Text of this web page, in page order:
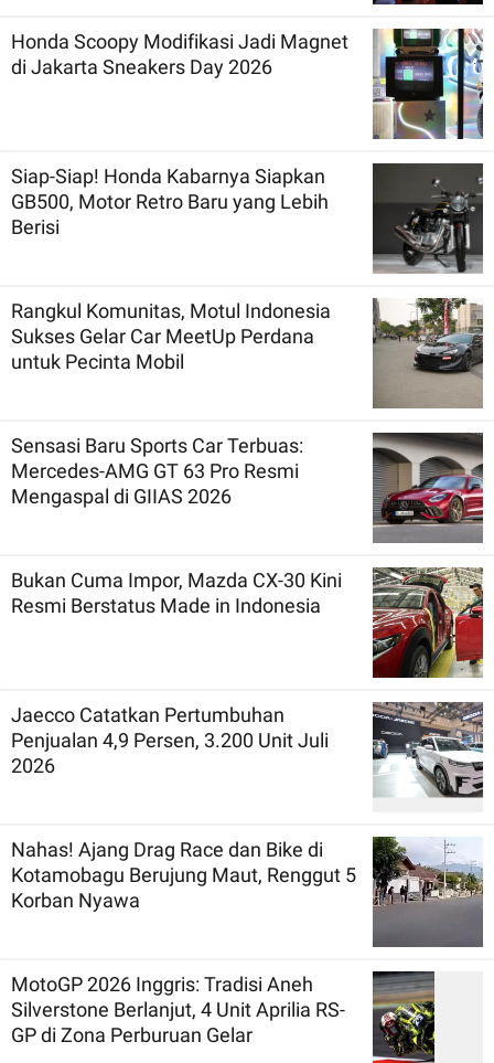
Honda Scoopy Modifikasi Jadi Magnet
di Jakarta Sneakers Day 2026
Siap-Siap! Honda Kabarnya Siapkan
GB500, Motor Retro Baru yang Lebih
Berisi
Rangkul Komunitas, Motul Indonesia
Sukses Gelar Car MeetUp Perdana
untuk Pecinta Mobil
Sensasi Baru Sports Car Terbuas:
Mercedes-AMG GT 63 Pro Resmi
Mengaspal di GIIAS 2026
Bukan Cuma Impor, Mazda CX-30 Kini
Resmi Berstatus Made in Indonesia
Jaecco Catatkan Pertumbuhan
Penjualan 4,9 Persen, 3.200 Unit Juli
2026
Nahas! Ajang Drag Race dan Bike di
Kotamobagu Berujung Maut, Renggut 5
Korban Nyawa
MotoGP 2026 Inggris: Tradisi Aneh
Silverstone Berlanjut, 4 Unit Aprilia RS-
GP di Zona Perburuan Gelar